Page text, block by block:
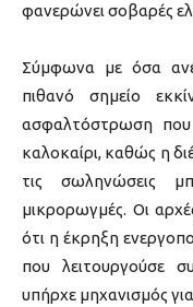
φανερώνει σοβαρές
Σύμφωνα με όσα
πιθανό σημείο
ασφαλτόστρωση που
καλοκαίρι, καθώς η
τις σωληνώσεις
μικρορωγμές. Οι
ότι η έκρηξη
που λειτουργούσε
υπήρχε μηχανισμός